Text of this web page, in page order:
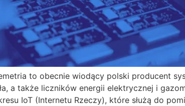
to obecnie wiodący polski producent
a także liczników energii elektrycznej i
IoT (Internetu Rzeczy), które służą do